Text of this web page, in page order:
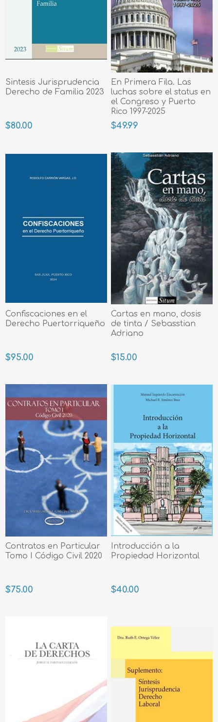
Sintesis Jurisprudencia
Derecho de Familia 2023
$80.00
En Primera Fila. Las
luchas sobre el status en
el Congreso y Puerto
Rico 1997-2025
$49.99
Confiscaciones en el
Derecho Puertorriqueño
$95.00
Cartas en mano, dosis
de tinta / Sebasstian
Adriano
$15.00
Contratos en Particular
Tomo I Código Civil 2020
$75.00
Introducción a la
Propiedad Horizontal
$40.00